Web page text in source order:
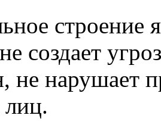
строение
создает
не нарушает
лиц.